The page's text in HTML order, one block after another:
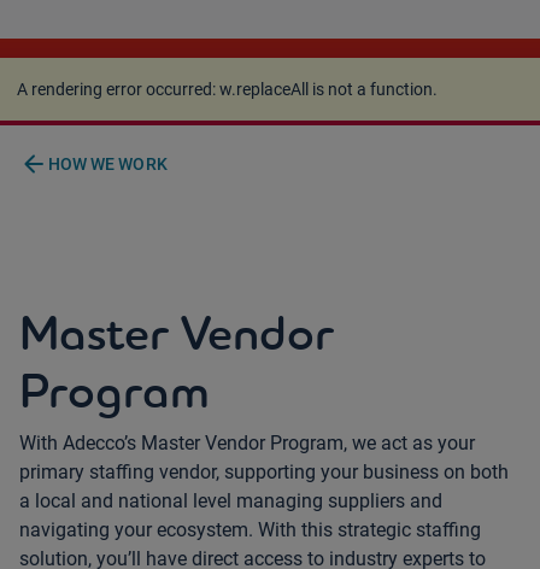
A rendering error occurred:w.replaceAll is not a
function.
A rendering error occurred:w.replaceAll is not a function.
arrow_back HOW WE WORK
Master Vendor
Program
With Adecco’s Master Vendor Program, we act as your
primary staffing vendor, supporting your business on both
a local and national level managing suppliers and
navigating your ecosystem. With this strategic staffing
solution, you’ll have direct access to industry experts to